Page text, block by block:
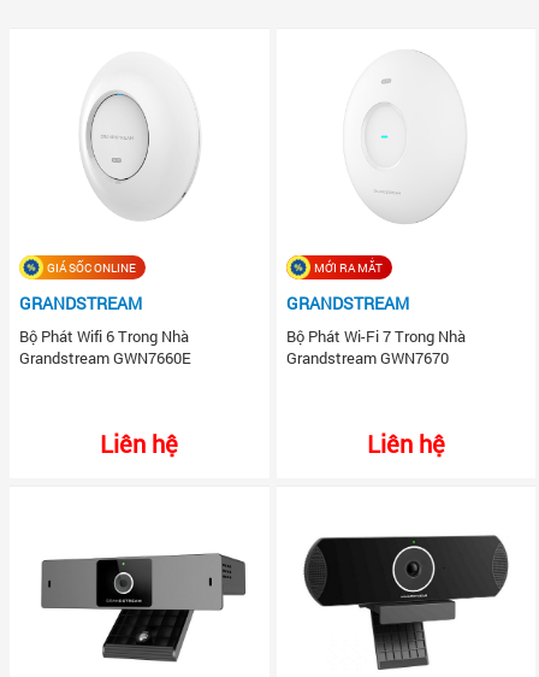
GIÁ SỐC ONLINE
GRANDSTREAM
Bộ Phát Wifi 6 Trong Nhà
Grandstream GWN7660E
Liên hệ
MỚI RA MẮT
GRANDSTREAM
Bộ Phát Wi-Fi 7 Trong Nhà
Grandstream GWN7670
Liên hệ